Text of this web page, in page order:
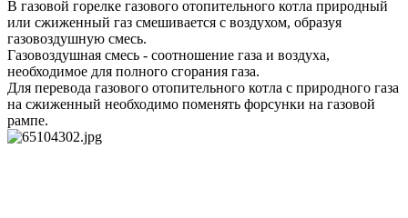
В газовой горелке газового отопительного котла природный
или сжиженный газ смешивается с воздухом, образуя
газовоздушную смесь.
Газовоздушная смесь - соотношение газа и воздуха,
необходимое для полного сгорания газа.
Для перевода газового отопительного котла с природного газа
на сжиженный необходимо поменять форсунки на газовой
рампе.